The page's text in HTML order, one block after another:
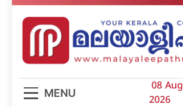
മലയാളിപത്രം
MENU
08 Aug
2026